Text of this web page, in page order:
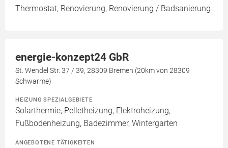
Thermostat, Renovierung, Renovierung / Badsanierung
energie-konzept24 GbR
St. Wendel Str. 37 / 39, 28309 Bremen (20km von 28309
Schwarme)
HEIZUNG SPEZIALGEBIETE
Solarthermie, Pelletheizung, Elektroheizung,
Fußbodenheizung, Badezimmer, Wintergarten
ANGEBOTENE TÄTIGKEITEN